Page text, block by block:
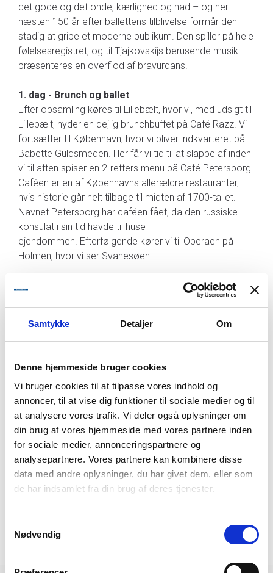
Samtykke Detaljer Om
Denne hjemmeside bruger cookies
Vi bruger cookies til at tilpasse vores indhold og
annoncer, til at vise dig funktioner til sociale medier og til
at analysere vores trafik. Vi deler også oplysninger om
din brug af vores hjemmeside med vores partnere inden
for sociale medier, annonceringspartnere og
analysepartnere. Vores partnere kan kombinere disse
data med andre oplysninger, du har givet dem, eller som
de har indsamlet fra din brug af deres tjenester.
Nødvendig
det gode og det onde, kærlighed og had – og her
næsten 150 år efter ballettens tilblivelse formår den
stadig at gribe et moderne publikum. Den spiller på hele
følelsesregistret, og til Tjajkovskijs berusende musik
præsenteres en overflod af bravurdans.
1. dag - Brunch og ballet
Efter opsamling køres til Lillebælt, hvor vi, med udsigt til
Lillebælt, nyder en dejlig brunchbuffet på Café Razz. Vi
fortsætter til København, hvor vi bliver indkvarteret på
Babette Guldsmeden. Her får vi tid til at slappe af inden
vi til aften spiser en 2-retters menu på Café Petersborg.
Caféen er en af Københavns allerældre restauranter,
hvis historie går helt tilbage til midten af 1700-tallet.
Navnet Petersborg har caféen fået, da den russiske
konsulat i sin tid havde til huse i
ejendommen. Efterfølgende kører vi til Operaen på
Holmen, hvor vi ser Svanesøen.
Forestilling tager 2 timer og 30 minutter inkl. én
2. dag - Den Sorte Diamant
Vi får morgenbuffet på hotellet. Herefter skal vi på
Biblioteks kulturhus i København. Den Sorte Diamant
åbnede i 1999, og er bygget sammen med den
oprindelige biblioteksbygning fra 1906. Efter
rundvisningen får vi tid på egen hånd til frokost i byen
inden vi hen ad eftermiddagen kører retur mod Jylland.
Status:
Udsolgt